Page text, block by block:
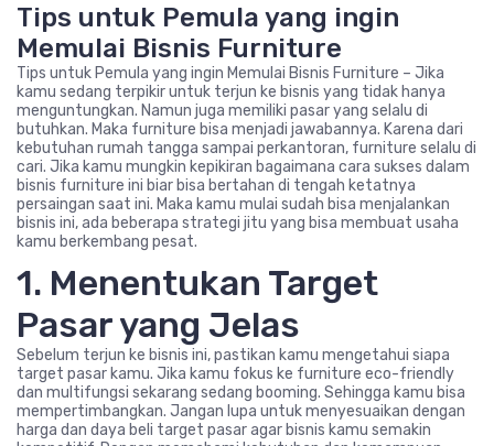
Tips untuk Pemula yang ingin
Memulai Bisnis Furniture
Tips untuk Pemula yang ingin Memulai Bisnis Furniture – Jika
kamu sedang terpikir untuk terjun ke bisnis yang tidak hanya
menguntungkan. Namun juga memiliki pasar yang selalu di
butuhkan. Maka furniture bisa menjadi jawabannya. Karena dari
kebutuhan rumah tangga sampai perkantoran, furniture selalu di
cari. Jika kamu mungkin kepikiran bagaimana cara sukses dalam
bisnis furniture ini biar bisa bertahan di tengah ketatnya
persaingan saat ini. Maka kamu mulai sudah bisa menjalankan
bisnis ini, ada beberapa strategi jitu yang bisa membuat usaha
kamu berkembang pesat.
1. Menentukan Target
Pasar yang Jelas
Sebelum terjun ke bisnis ini, pastikan kamu mengetahui siapa
target pasar kamu. Jika kamu fokus ke furniture eco-friendly
dan multifungsi sekarang sedang booming. Sehingga kamu bisa
mempertimbangkan. Jangan lupa untuk menyesuaikan dengan
harga dan daya beli target pasar agar bisnis kamu semakin